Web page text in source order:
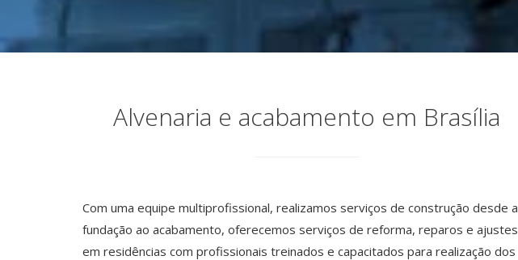
Alvenaria e acabamento em Brasília
Com uma equipe multiprofissional, realizamos serviços de construção desde a
fundação ao acabamento, oferecemos serviços de reforma, reparos e ajustes
em residências com profissionais treinados e capacitados para realização dos